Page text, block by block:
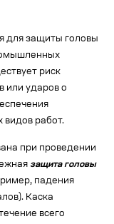
для защиты головы
риск
или ударов о
видов работ.
при проведении
защита головы
падения
Каска
всего